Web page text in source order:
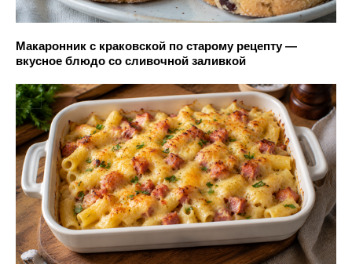
Макаронник с краковской по старому рецепту —
вкусное блюдо со сливочной заливкой